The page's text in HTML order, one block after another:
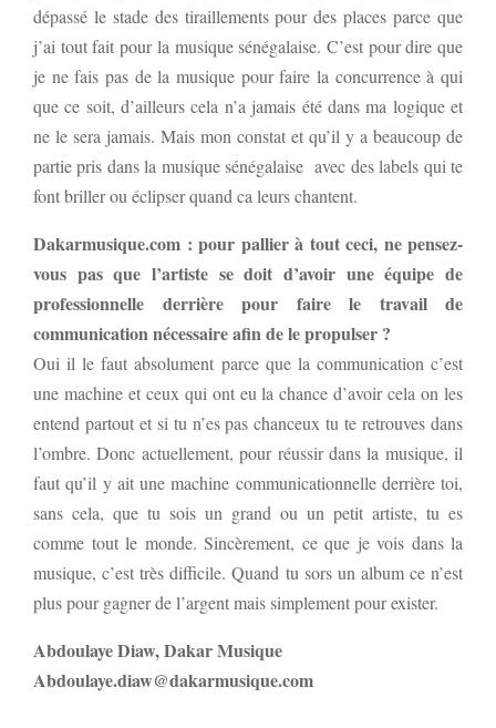
dépassé le stade des tiraillements pour des places parce que
j’ai tout fait pour la musique sénégalaise. C’est pour dire que
je ne fais pas de la musique pour faire la concurrence à qui
que ce soit, d’ailleurs cela n’a jamais été dans ma logique et
ne le sera jamais. Mais mon constat et qu’il y a beaucoup de
partie pris dans la musique sénégalaise avec des labels qui te
font briller ou éclipser quand ca leurs chantent.
Dakarmusique.com : pour pallier à tout ceci, ne pensez-
vous pas que l’artiste se doit d’avoir une équipe de
professionnelle derrière pour faire le travail de
communication nécessaire afin de le propulser ?
Oui il le faut absolument parce que la communication c’est
une machine et ceux qui ont eu la chance d’avoir cela on les
entend partout et si tu n’es pas chanceux tu te retrouves dans
l’ombre. Donc actuellement, pour réussir dans la musique, il
faut qu’il y ait une machine communicationnelle derrière toi,
sans cela, que tu sois un grand ou un petit artiste, tu es
comme tout le monde. Sincèrement, ce que je vois dans la
musique, c’est très difficile. Quand tu sors un album ce n’est
plus pour gagner de l’argent mais simplement pour exister.
Abdoulaye Diaw, Dakar Musique
Abdoulaye.diaw@dakarmusique.com